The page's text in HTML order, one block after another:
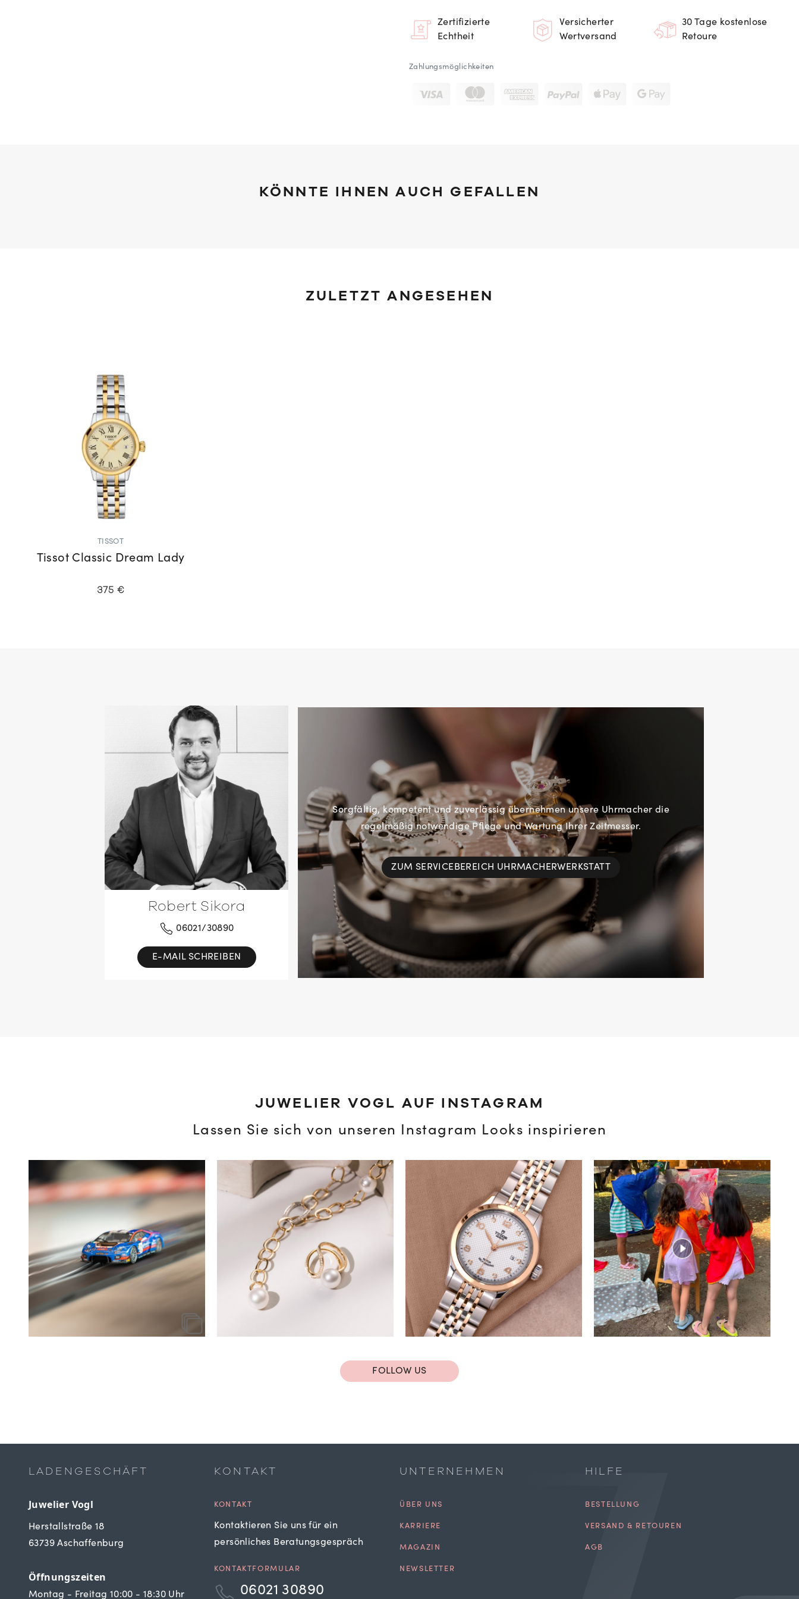
Zertifizierte
Echtheit
Versicherter
Wertversand
30 Tage kostenlose
Retoure
Zahlungsmöglichkeiten
KÖNNTE IHNEN AUCH GEFALLEN
ZULETZT ANGESEHEN
TISSOT
Tissot Classic Dream Lady
375 €
Sorgfältig, kompetent und zuverlässig übernehmen unsere Uhrmacher die
regelmäßig notwendige Pflege und Wartung Ihrer Zeitmesser.
ZUM SERVICEBEREICH UHRMACHERWERKSTATT
Robert Sikora
06021/30890
E-MAIL SCHREIBEN
JUWELIER VOGL AUF INSTAGRAM
Lassen Sie sich von unseren Instagram Looks inspirieren
FOLLOW US
LADENGESCHÄFT
Juwelier Vogl
Herstallstraße 18
63739 Aschaffenburg
Öffnungszeiten
Montag - Freitag 10:00 - 18:30 Uhr
KONTAKT
KONTAKT
Kontaktieren Sie uns für ein
persönliches Beratungsgespräch
KONTAKTFORMULAR
06021 30890
UNTERNEHMEN
ÜBER UNS
KARRIERE
MAGAZIN
NEWSLETTER
HILFE
BESTELLUNG
VERSAND & RETOUREN
AGB